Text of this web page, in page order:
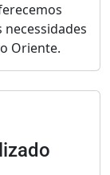
Oriente.